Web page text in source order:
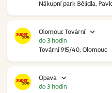
Nákupní park Bělidla,
Olomouc Tovární
Tovární 915/40, Olomouc
do 3 hodin
Opava
do 3 hodin